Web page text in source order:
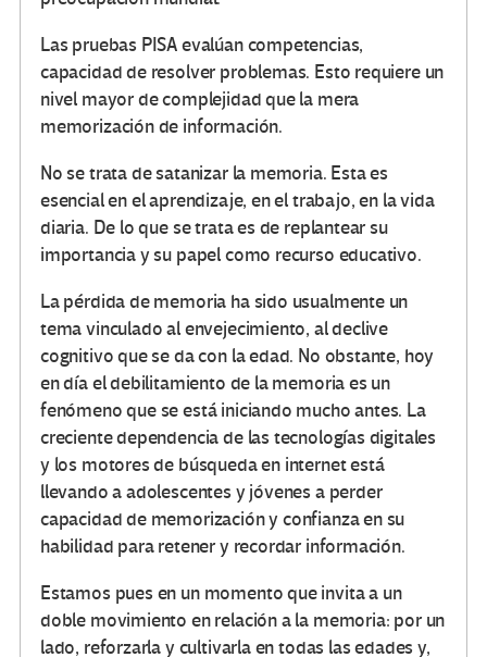
Las pruebas PISA evalúan competencias,
capacidad de resolver problemas. Esto requiere un
nivel mayor de complejidad que la mera
memorización de información.
No se trata de satanizar la memoria. Esta es
esencial en el aprendizaje, en el trabajo, en la vida
diaria. De lo que se trata es de replantear su
importancia y su papel como recurso educativo.
La pérdida de memoria ha sido usualmente un
tema vinculado al envejecimiento, al declive
cognitivo que se da con la edad. No obstante, hoy
en día el debilitamiento de la memoria es un
fenómeno que se está iniciando mucho antes. La
creciente dependencia de las tecnologías digitales
y los motores de búsqueda en internet está
llevando a adolescentes y jóvenes a perder
capacidad de memorización y confianza en su
habilidad para retener y recordar información.
Estamos pues en un momento que invita a un
doble movimiento en relación a la memoria: por un
lado, reforzarla y cultivarla en todas las edades y,